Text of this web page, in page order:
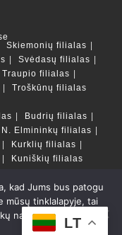
Skiemonių filialas
Svėdasų filialas
Traupio filialas
Troškūnų filialas
Budrių filialas
N. Elmininkų filialas
Kurklių filialas
Kuniškių filialas
LT
Liudvikos ir
2022 Powered by
LT
kad Jums bus patogu
mūsų tinklalapyje, tai
naudojimu.